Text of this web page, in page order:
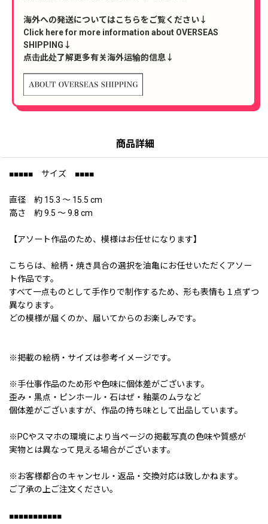
海外への発送についてはこちらをご覧ください↓
Click here for more information about OVERSEAS
SHIPPING↓
点击此处了解更多有关海外运输的信息↓
商品詳細
■■■■■ サイズ ■■■■
直径 約 15.3 〜 15.5 cm
高さ 約 9.5 〜 9.8 cm
【アソート作品のため、模様はお任せになります】
こちらは、絵柄・焼き具合の選択を油亀にお任せいただくアソー
ト作品です。
すべて一点ものとして手作りで制作するため、形も表情も１点ずつ
異なります。
どの模様が届くのか、届いてからのお楽しみです。
※掲載の絵柄・サイズは参考イメージです。
※手仕事作品のため形や色味に個体差がございます。
歪み・黒点・ピンホール・石はぜ・釉薬のムラなど
個体差がございますが、作品の持ち味として出品しています。
※PCやスマホの環境により当ページの掲載写真の色味や質感が
実物とは異なって見える場合がございます。
※お客様都合のキャンセル・返品・交換対応は致しかねます。
ご了承の上ご注文ください。
■■■■■■■■■■■